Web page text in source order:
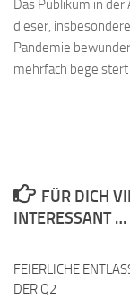
Das Publikum in
dieser,
Pandemie
mehrfach begeistert
FÜR DICH
INTERESSANT …
FEIERLICHE
DER Q2